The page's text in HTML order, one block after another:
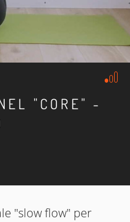
"CORE" -
"slow flow" per